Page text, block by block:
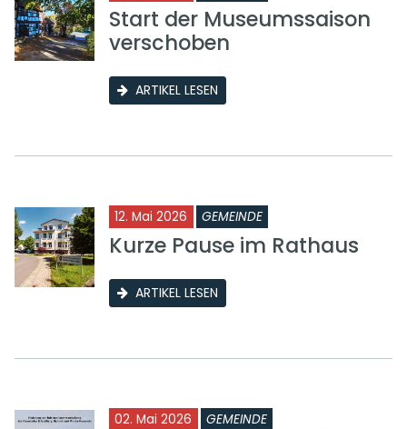
Start der Museumssaison
verschoben
ARTIKEL LESEN
12. Mai 2026 GEMEINDE
Kurze Pause im Rathaus
ARTIKEL LESEN
02. Mai 2026 GEMEINDE